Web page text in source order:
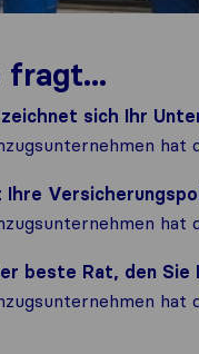
fragt...
sich Ihr
Ihre
beste Rat, den Sie